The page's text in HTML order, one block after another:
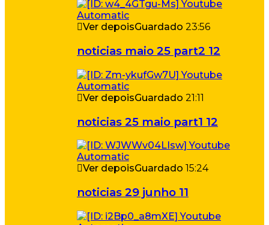
Ver depoisGuardado 23:56
noticias maio 25 part2 12
Ver depoisGuardado 21:11
noticias 25 maio part1 12
Ver depoisGuardado 15:24
noticias 29 junho 11